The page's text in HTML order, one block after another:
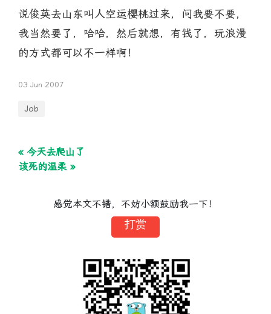
说俊英去山东叫人空运樱桃过来，问我要不要，
我当然要了，哈哈，然后就想，有钱了，玩浪漫
的方式都可以不一样啊！
03 Jun 2007
Job
« 今天去爬山了
该死的温柔 »
感觉本文不错，不妨小额鼓励我一下！
打赏